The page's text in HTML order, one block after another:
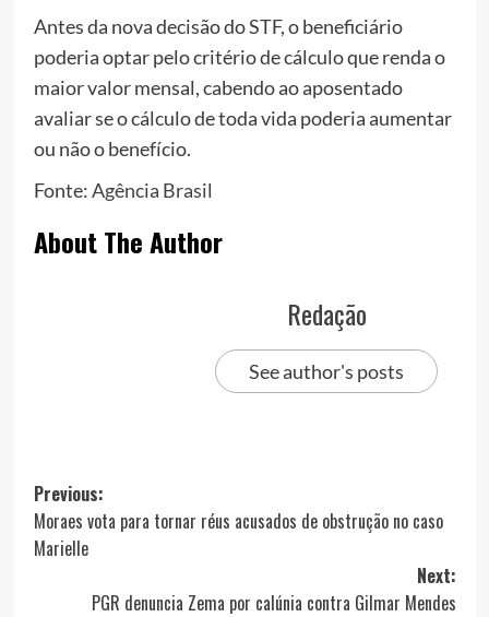
Antes da nova decisão do STF, o beneficiário
poderia optar pelo critério de cálculo que renda o
maior valor mensal, cabendo ao aposentado
avaliar se o cálculo de toda vida poderia aumentar
ou não o benefício.
Fonte:Agência Brasil
About The Author
Redação
See author's posts
Post
navigation
Previous:
Moraes vota para tornar réus acusados de obstrução no caso
Marielle
Next:
PGR denuncia Zema por calúnia contra Gilmar Mendes